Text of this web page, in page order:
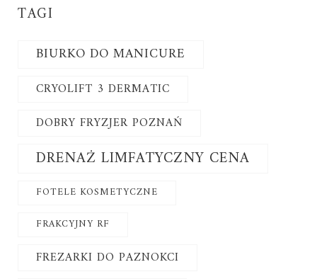
TAGI
BIURKO DO MANICURE
CRYOLIFT 3 DERMATIC
DOBRY FRYZJER POZNAŃ
DRENAŻ LIMFATYCZNY CENA
FOTELE KOSMETYCZNE
FRAKCYJNY RF
FREZARKI DO PAZNOKCI